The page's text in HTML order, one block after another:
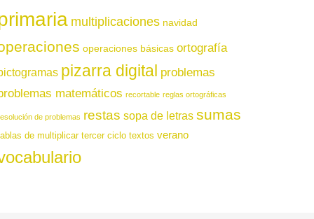
multiplicaciones navidad
operaciones básicas ortografía
pizarra digital problemas
matemáticos recortable reglas ortográficas
de problemas restas sopa de letras sumas
de multiplicar tercer ciclo textos verano